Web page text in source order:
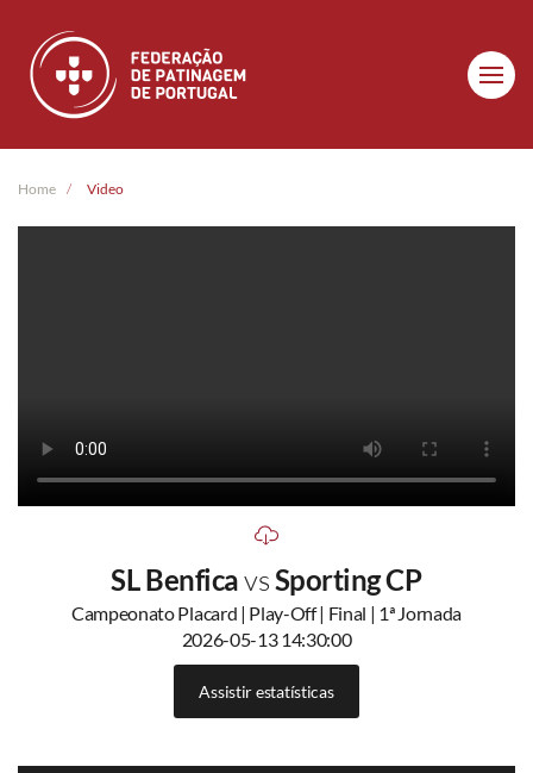
Skip to main content
Home Video
SL BenficavsSporting CP
Campeonato Placard | Play-Off | Final | 1ª Jornada
2026-05-13 14:30:00
Assistir estatísticas